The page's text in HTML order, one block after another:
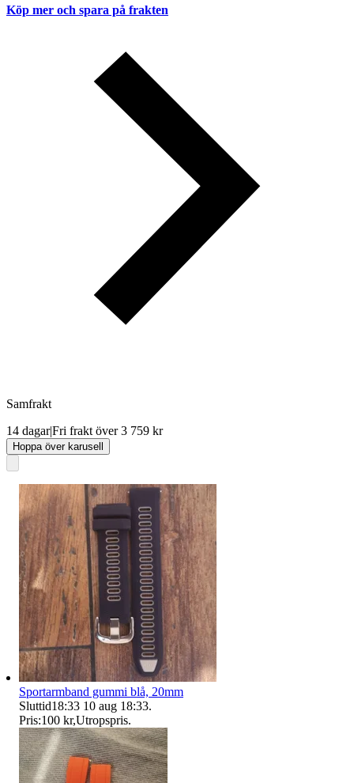
Köp mer och spara på frakten
Samfrakt
14 dagar|Fri frakt över 3 759 kr
Hoppa över karusell
Sportarmband gummi blå, 20mm
Sluttid18:33 10 aug 18:33.
Pris:100 kr,Utropspris.